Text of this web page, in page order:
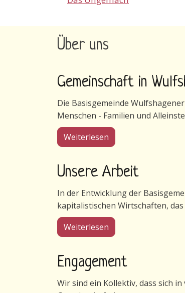
Über uns
Gemeinschaft in
Die Basisgemeinde
Menschen - Familien und
Weiterlesen
Unsere Arbeit
In der Entwicklung der
kapitalistischen Wirtschaften,
Weiterlesen
Engagement
Wir sind ein Kollektiv, dass sich